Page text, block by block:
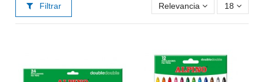
Filtrar Relevancia 18